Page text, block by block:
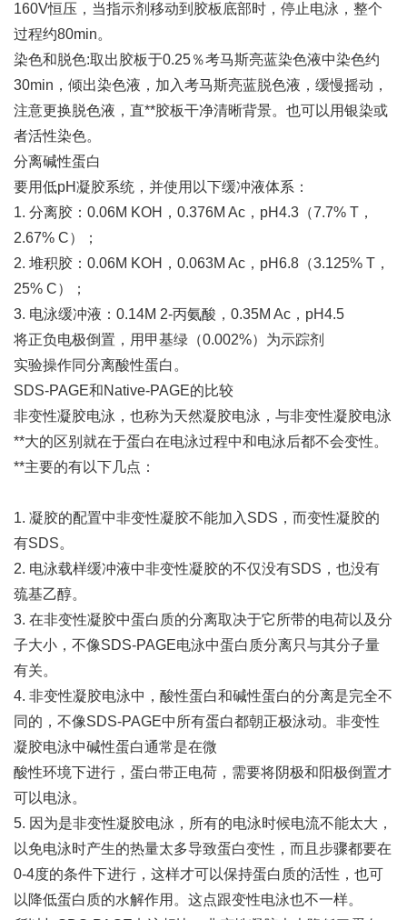
160V恒压，当指示剂移动到胶板底部时，停止电泳，整个
过程约80min。
染色和脱色:取出胶板于0.25％考马斯亮蓝染色液中染色约
30min，倾出染色液，加入考马斯亮蓝脱色液，缓慢摇动，
注意更换脱色液，直**胶板干净清晰背景。也可以用银染或
者活性染色。
分离碱性蛋白
要用低pH凝胶系统，并使用以下缓冲液体系：
1. 分离胶：0.06M KOH，0.376M Ac，pH4.3（7.7% T，
2.67% C）；
2. 堆积胶：0.06M KOH，0.063M Ac，pH6.8（3.125% T，
25% C）；
3. 电泳缓冲液：0.14M 2-丙氨酸，0.35M Ac，pH4.5
将正负电极倒置，用甲基绿（0.002%）为示踪剂
实验操作同分离酸性蛋白。
SDS-PAGE和Native-PAGE的比较
非变性凝胶电泳，也称为天然凝胶电泳，与非变性凝胶电泳
**大的区别就在于蛋白在电泳过程中和电泳后都不会变性。
**主要的有以下几点：
1. 凝胶的配置中非变性凝胶不能加入SDS，而变性凝胶的
有SDS。
2. 电泳载样缓冲液中非变性凝胶的不仅没有SDS，也没有
巯基乙醇。
3. 在非变性凝胶中蛋白质的分离取决于它所带的电荷以及分
子大小，不像SDS-PAGE电泳中蛋白质分离只与其分子量
有关。
4. 非变性凝胶电泳中，酸性蛋白和碱性蛋白的分离是完全不
同的，不像SDS-PAGE中所有蛋白都朝正极泳动。非变性
凝胶电泳中碱性蛋白通常是在微
酸性环境下进行，蛋白带正电荷，需要将阴极和阳极倒置才
可以电泳。
5. 因为是非变性凝胶电泳，所有的电泳时候电流不能太大，
以免电泳时产生的热量太多导致蛋白变性，而且步骤都要在
0-4度的条件下进行，这样才可以保持蛋白质的活性，也可
以降低蛋白质的水解作用。这点跟变性电泳也不一样。